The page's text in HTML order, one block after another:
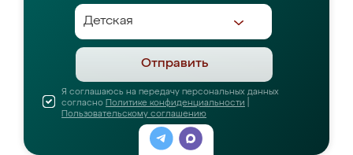
Отправить
Я соглашаюсь на передачу персональных данных
согласно Политике конфиденциальности
Пользовательскому соглашению